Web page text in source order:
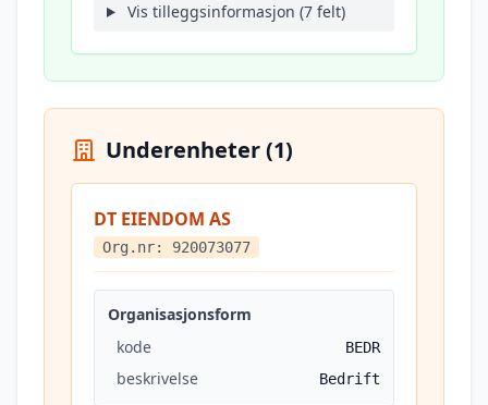
Vis tilleggsinformasjon (7 felt)
Underenheter (1)
DT EIENDOM AS
Org.nr: 920073077
Organisasjonsform
kode
BEDR
beskrivelse Bedrift